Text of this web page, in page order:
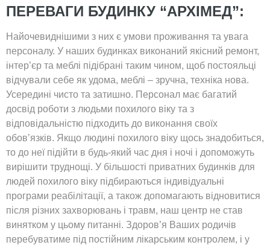
ПЕРЕВАГИ БУДИНКУ “АРХІМЕД”:
Найочевиднішими з них є умови проживання та увага
персоналу. У наших будинках виконаний якісний ремонт,
інтер’єр та меблі підібрані таким чином, щоб постояльці
відчували себе як удома, меблі – зручна, техніка нова.
Усередині чисто та затишно. Персонал має багатий
досвід роботи з людьми похилого віку та з
відповідальністю підходить до виконання своїх
обов’язків. Якщо людині похилого віку щось знадобиться,
то до неї підійти в будь-який час дня і ночі і допоможуть
вирішити труднощі. У більшості приватних будинків для
людей похилого віку підбираються індивідуальні
програми реабілітації, а також допомагають відновитися
після різних захворювань і травм, наш центр не став
винятком у цьому питанні. Здоров’я Ваших родичів
перебуватиме під постійним лікарським контролем, і у